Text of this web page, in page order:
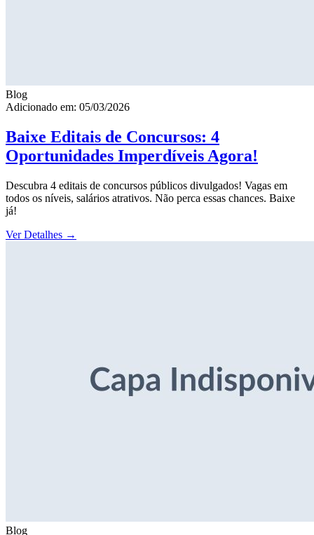
Blog
Adicionado em: 05/03/2026
Baixe Editais de Concursos: 4
Oportunidades Imperdíveis Agora!
Descubra 4 editais de concursos públicos divulgados! Vagas em
todos os níveis, salários atrativos. Não perca essas chances. Baixe
já!
Ver Detalhes →
Blog